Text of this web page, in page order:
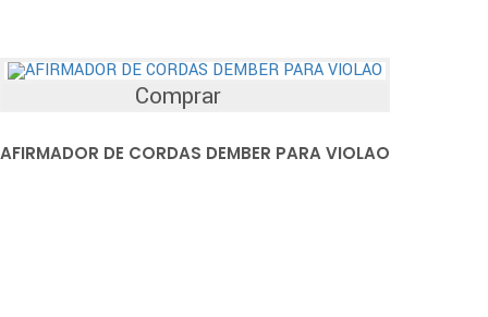
Comprar
AFIRMADOR DE CORDAS DEMBER PARA VIOLAO